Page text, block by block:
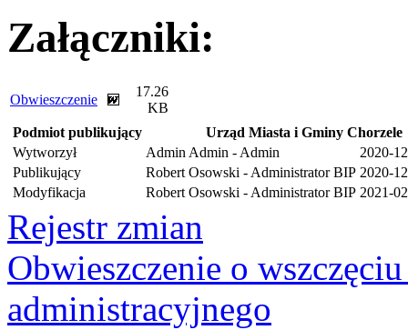
Załączniki:
Obwieszczenie
17.26
KB
Podmiot publikujący
Urząd Miasta i Gminy Chorzele
Wytworzył
Admin Admin - Admin
2020-
Publikujący
Robert Osowski - Administrator BIP 2020-
Modyfikacja
Robert Osowski - Administrator BIP 2021-
Rejestr zmian
Obwieszczenie o
administracyjnego